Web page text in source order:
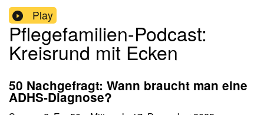
Play
Pflegefamilien-Podcast:
Kreisrund mit Ecken
50 Nachgefragt: Wann braucht man eine
ADHS-Diagnose?